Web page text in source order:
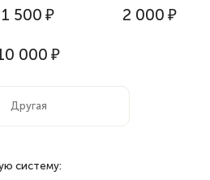
1 500 ₽ 2 000 ₽
000 ₽
систему: